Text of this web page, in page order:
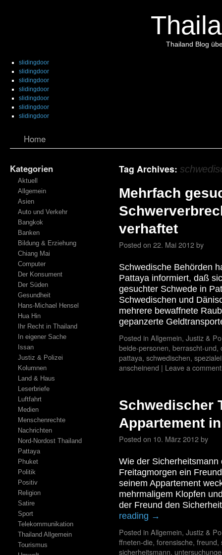
Thailand Blog
slidingdoor
slidingdoor
slidingdoor
slidingdoor
slidingdoor
slidingdoor
slidingdoor
Home
Kategorien
Aktuell
Allgemein
Asien
Auto und Verkehr
Bangkok
Banken
Bildung & Erziehung
Chiang Mai
Computer
Der Konsument
Der Süden
Gesundheit
Hans-Michael Hensel
Hua Hin
Ihr Recht in Thailand
In eigener Sache
Issan
Justiz & Polizei
Kolumnen
Land & Haus
Leserbriefe
Luftfahrt
Medien
Menschenrechte
Nachrichten
Nord-Nordost Thailand
Pattaya
Phuket
Politik
Positiv
Religion
Satire
Sport
Telekommunikation
Thailand Allgemein
Tourismus
Tag Archives:
Mehrfach
verhaftet
Posted on 22. Mai 2012by
Schwedische Behörden
Pattaya informiert, daß
gesuchter Schwede in
Schwedischen und
mehrere bewaffnete
gepanzerte
Posted in Allgemein, Justiz &
beide-personen, berrascht-und,
pattaya, schwedischen,
anscheinend | Leave a comment
Schwedischer
Appartement
Posted on 10. März 2012by
Wie der
Freitagmorgen ein
seinem Appartement
mehrmaligem Klopfen
der Freund den
reading →
Posted in Allgemein, Justiz &
ffneten-die, forensische, freund,
sicherheitsmann,